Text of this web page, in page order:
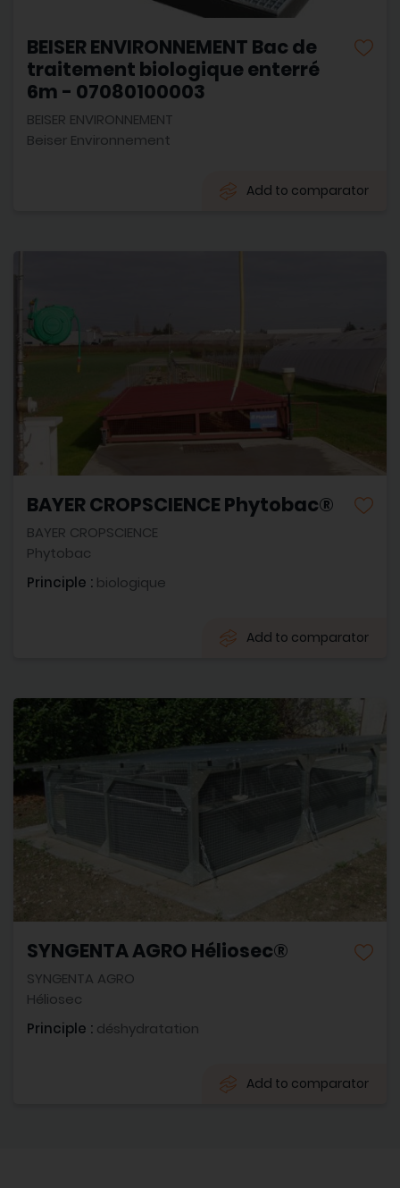
BEISER ENVIRONNEMENT Bac de
traitement biologique enterré
6m - 07080100003
BEISER ENVIRONNEMENT
Beiser Environnement
Add to comparator
BAYER CROPSCIENCE Phytobac®
BAYER CROPSCIENCE
Phytobac
Principle : biologique
Add to comparator
SYNGENTA AGRO Héliosec®
SYNGENTA AGRO
Héliosec
Principle : déshydratation
Add to comparator